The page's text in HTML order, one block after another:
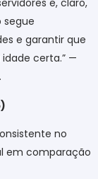
e, claro,
segue
e garantir que
certa.” —
no
em comparação